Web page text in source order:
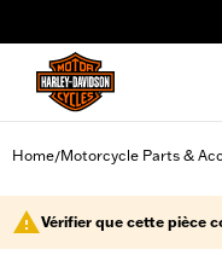
Home/Motorcycle Parts &
Vérifier que cette pièce